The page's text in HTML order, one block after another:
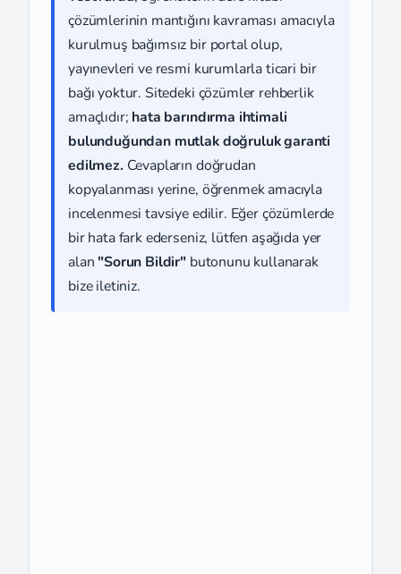
çözümlerinin mantığını kavraması amacıyla
kurulmuş bağımsız bir portal olup,
yayınevleri ve resmi kurumlarla ticari bir
bağı yoktur. Sitedeki çözümler rehberlik
amaçlıdır; hata barındırma ihtimali
bulunduğundan mutlak doğruluk garanti
edilmez. Cevapların doğrudan
kopyalanması yerine, öğrenmek amacıyla
incelenmesi tavsiye edilir. Eğer çözümlerde
bir hata fark ederseniz, lütfen aşağıda yer
alan "Sorun Bildir" butonunu kullanarak
bize iletiniz.